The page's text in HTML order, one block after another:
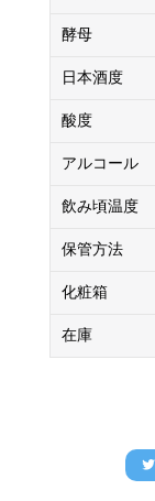
酵母
日本酒度
酸度
アルコール
飲み頃温度
保管方法
化粧箱
在庫